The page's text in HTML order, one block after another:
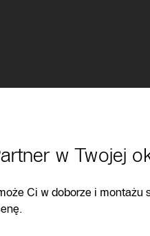
w Twojej
Ci w doborze i